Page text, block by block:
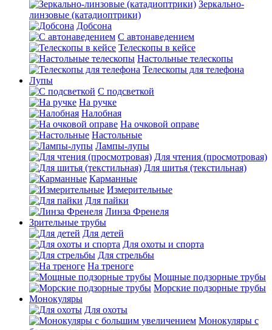
Зеркально-
линзовые (катадиоптрики)
Добсона
С автонаведением
Телескопы в кейсе
Настольные телескопы
Телескопы для телефона
Лупы
С подсветкой
На ручке
Налобная
На очковой оправе
Настольные
Лампы-лупы
Для чтения (просмотровая)
Для шитья (текстильная)
Карманные
Измерительные
Для пайки
Линза Френеля
Зрительные трубы
Для детей
Для охоты и спорта
Для стрельбы
На треноге
Мощные подзорные трубы
Морские подзорные трубы
Монокуляры
Для охоты
Монокуляры с